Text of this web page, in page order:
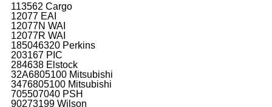
113562 Cargo
12077 EAI
12077N WAI
12077R WAI
185046320 Perkins
203167 PIC
284638 Elstock
32A6805100 Mitsubishi
3476805100 Mitsubishi
705507040 PSH
90273199 Wilson